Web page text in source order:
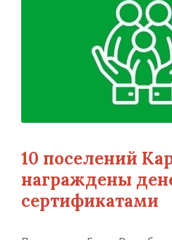
10 поселений
награждены
сертификатами